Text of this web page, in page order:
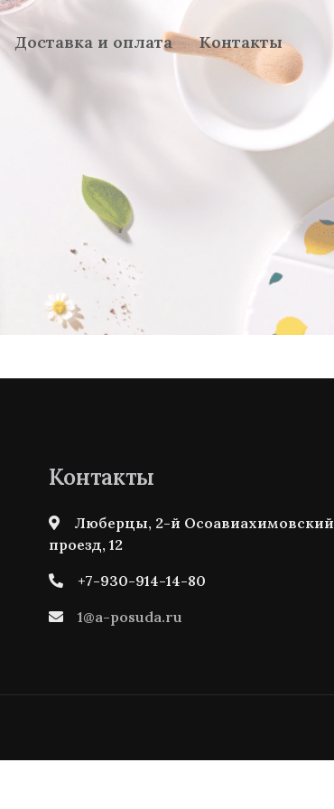
Доставка и оплата Контакты
Контакты
Люберцы, 2-й Осоавиахимовский
проезд, 12
+7-930-914-14-80
1@a-posuda.ru